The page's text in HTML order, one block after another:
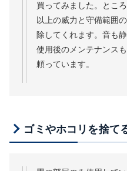
買ってみました。とこ
以上の威力と守備範囲
除してくれます。音も
使用後のメンテナンス
頼っています。
ゴミやホコリを捨て